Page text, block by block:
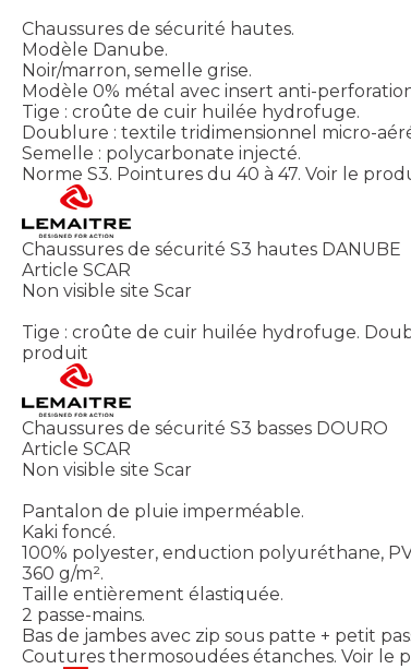
Chaussures de sécurité hautes.
Modèle Danube.
Noir/marron, semelle grise.
Modèle 0% métal avec insert anti-
Tige : croûte de cuir huilée hydrofuge.
Doublure : textile tridimensionnel micro-
Semelle : polycarbonate injecté.
Norme S3. Pointures du 40 à 47. Voir le
Chaussures de sécurité S3 hautes DANUBE
Article SCAR
Non visible site Scar
Tige : croûte de cuir huilée hydrofuge.
produit
Chaussures de sécurité S3 basses DOURO
Article SCAR
Non visible site Scar
Pantalon de pluie imperméable.
Kaki foncé.
100% polyester, enduction polyuréthane,
360 g/m².
Taille entièrement élastiquée.
2 passe-mains.
Bas de jambes avec zip sous patte + petit
Coutures thermosoudées étanches. Voir le